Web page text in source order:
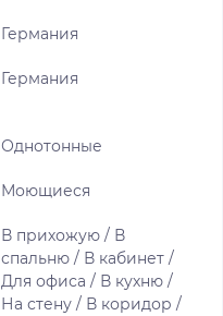
Германия
Германия
Однотонные
Моющиеся
В прихожую / В
спальню / В кабинет /
Для офиса / В кухню /
На стену / В коридор /